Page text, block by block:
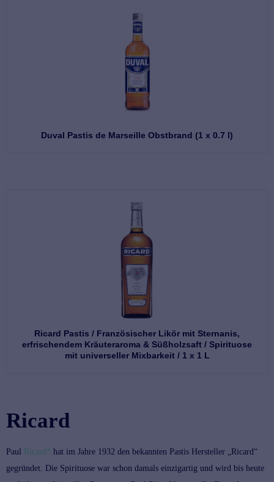
Duval Pastis de Marseille Obstbrand (1 x 0.7 l)
Ricard Pastis / Französischer Likör mit Sternanis,
erfrischendem Kräuteraroma & Süßholzsaft / Spirituose
mit universeller Mixbarkeit / 1 x 1 L
Ricard
Paul Ricard* hat im Jahre 1932 den bekannten Pastis Hersteller „Ricard“
gegründet. Die Spirituose war schon damals einzigartig und wird bis heute